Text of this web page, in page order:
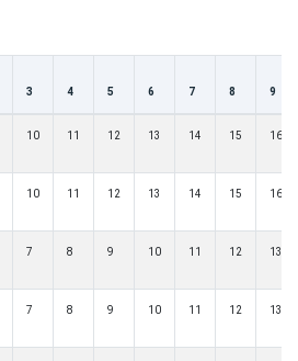
3 4 5 6 7 8 9
10 11 12 13 14 15 16
10 11 12 13 14 15 16
7 8 9 10 11 12 13
7 8 9 10 11 12 13